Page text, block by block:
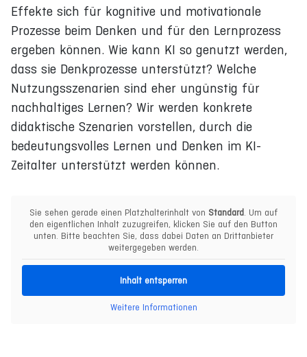
Effekte sich für kognitive und motivationale
Prozesse beim Denken und für den Lernprozess
ergeben können. Wie kann KI so genutzt werden,
dass sie Denkprozesse unterstützt? Welche
Nutzungsszenarien sind eher ungünstig für
nachhaltiges Lernen? Wir werden konkrete
didaktische Szenarien vorstellen, durch die
bedeutungsvolles Lernen und Denken im KI-
Zeitalter unterstützt werden können.
Sie sehen gerade einen Platzhalterinhalt von Standard . Um auf
den eigentlichen Inhalt zuzugreifen, klicken Sie auf den Button
unten. Bitte beachten Sie, dass dabei Daten an Drittanbieter
weitergegeben werden.
Inhalt entsperren
Weitere Informationen